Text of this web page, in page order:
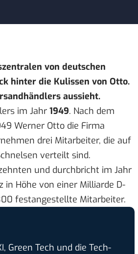
von deutschen
hinter die Kulissen von Otto.
aussieht.
im Jahr 1949. Nach dem
Werner Otto die Firma
drei Mitarbeiter, die auf
verteilt sind.
und durchbricht im Jahr
in Höhe von einer Milliarde D-
festangestellte Mitarbeiter.
Green Tech und die Tech-